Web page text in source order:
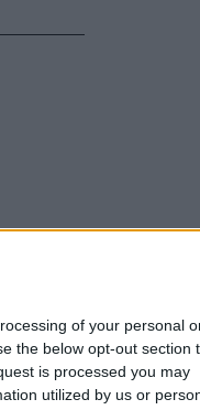
of your personal
the below opt-out section
is processed you may
utilized by us or
EZT